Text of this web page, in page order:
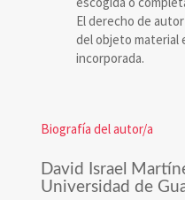
El derecho de
del objeto material
incorporada.
Biografía del autor/a
David Israel
Universidad de